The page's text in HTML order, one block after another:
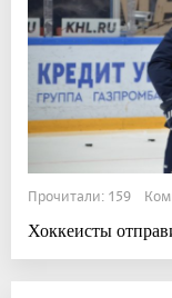
Прочитали: 159
Хоккеисты